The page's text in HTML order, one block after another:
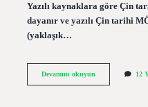
Yazılı kaynaklara göre Çin
dayanır ve yazılı Çin tarihi
(yaklaşık…
Devamını okuyunÇin
12